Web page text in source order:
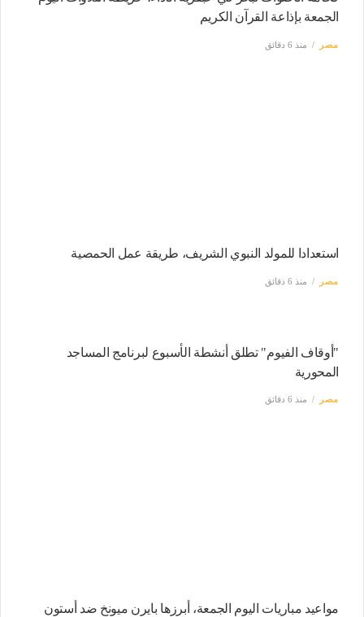
الجمعة بإذاعة القرآن الكريم
مصر منذ 6 دقائق
استعدادا للمولد النبوي الشريف، طريقة عمل الحمصية
مصر منذ 6 دقائق
"أوقاف الفيوم" تطلق أنشطة الأسبوع لبرنامج المساجد
المحورية
مصر منذ 6 دقائق
مواعيد مباريات اليوم الجمعة، أبرزها بايرن ميونخ ضد أستون